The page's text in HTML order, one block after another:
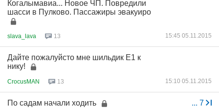
Когалымавиа... Новое ЧП. Повредили
шасси в Пулково. Пассажиры эвакуиро
slava_lava 13 15:45 05.11.2015
Дайте пожалуйсто мне шильдик Е1 к
нику!
CrocusMAN 13 15:10 05.11.2015
... 7
По садам начали ходить